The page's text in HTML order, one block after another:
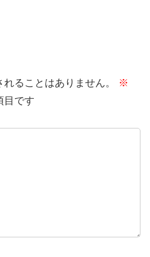
ることはありません。
※
目です